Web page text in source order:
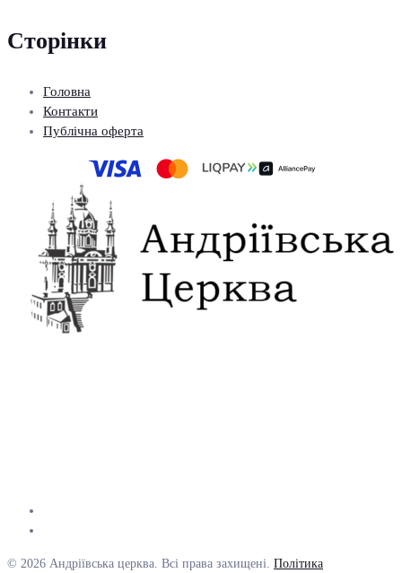
Сторінки
Головна
Контакти
Публічна оферта
© 2026 Андріївська церква. Всі права захищені. Політика